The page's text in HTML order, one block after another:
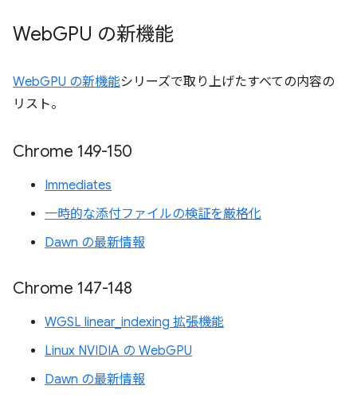
WebGPU の新機能
WebGPU の新機能シリーズで取り上げたすべての内容の
リスト。
Chrome 149-150
Immediates
一時的な添付ファイルの検証を厳格化
Dawn の最新情報
Chrome 147-148
WGSL linear_indexing 拡張機能
Linux NVIDIA の WebGPU
Dawn の最新情報